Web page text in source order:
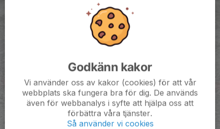
Godkänn kakor
Vi använder oss av kakor (cookies) för att vår
webbplats ska fungera bra för dig. De används
även för webbanalys i syfte att hjälpa oss att
förbättra våra tjänster.
Så använder vi cookies